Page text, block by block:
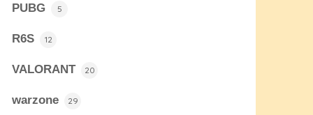
PUBG 5
R6S 12
VALORANT 20
warzone 29